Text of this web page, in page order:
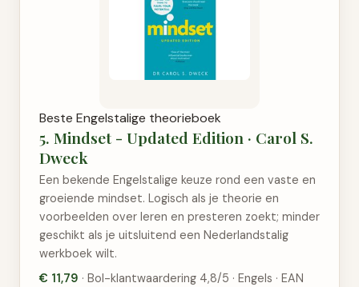
Beste Engelstalige theorieboek
5. Mindset - Updated Edition · Carol S.
Dweck
Een bekende Engelstalige keuze rond een vaste en
groeiende mindset. Logisch als je theorie en
voorbeelden over leren en presteren zoekt; minder
geschikt als je uitsluitend een Nederlandstalig
werkboek wilt.
€ 11,79 · Bol-klantwaardering 4,8/5 · Engels · EAN